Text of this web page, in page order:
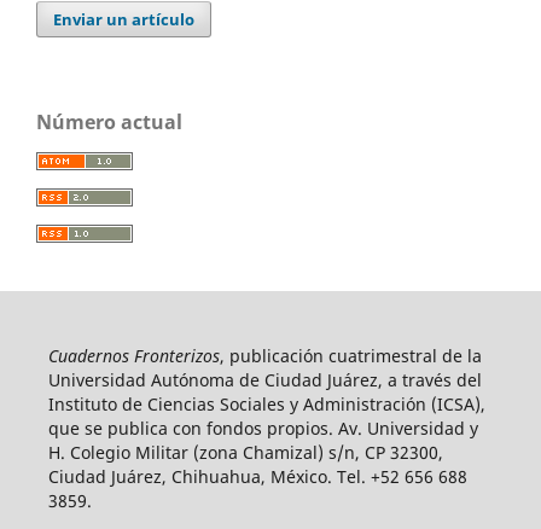
Enviar un artículo
Número actual
Cuadernos Fronterizos, publicación cuatrimestral de la
Universidad Autónoma de Ciudad Juárez, a través del
Instituto de Ciencias Sociales y Administración (ICSA),
que se publica con fondos propios. Av. Universidad y
H. Colegio Militar (zona Chamizal) s/n, CP 32300,
Ciudad Juárez, Chihuahua, México. Tel. +52 656 688
3859.